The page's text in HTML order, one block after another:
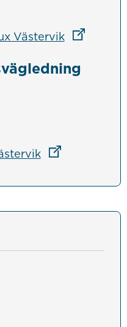
VästervikLänk till
webbplats
webbplats
Länk till annan
Länk till annan